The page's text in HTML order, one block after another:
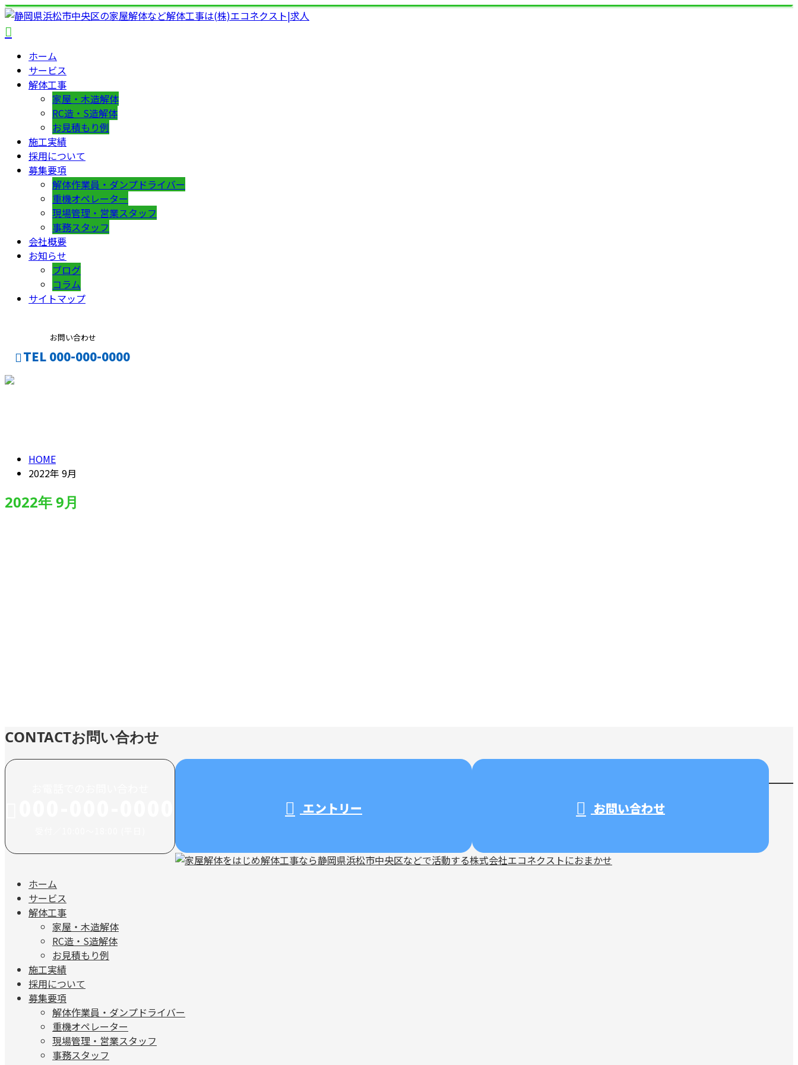
ホーム
サービス
解体工事
家屋・木造解体
RC造・S造解体
お見積もり例
施工実績
採用について
募集要項
解体作業員・ダンプドライバー
重機オペレーター
現場管理・営業スタッフ
事務スタッフ
会社概要
お知らせ
ブログ
コラム
サイトマップ
お問い合わせ
TEL 000-000-0000
HOME
2022年 9月
2022年 9月
CONTACTお問い合わせ
エントリー お問い合わせ
ホーム
サービス
解体工事
家屋・木造解体
RC造・S造解体
お見積もり例
施工実績
採用について
募集要項
解体作業員・ダンプドライバー
重機オペレーター
現場管理・営業スタッフ
事務スタッフ